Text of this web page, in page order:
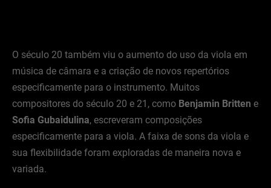
O século 20 também viu o aumento do uso da viola em
música de câmara e a criação de novos repertórios
especificamente para o instrumento. Muitos
compositores do século 20 e 21, como Benjamin Britten e
Sofia Gubaidulina, escreveram composições
especificamente para a viola. A faixa de sons da viola e
sua flexibilidade foram exploradas de maneira nova e
variada.